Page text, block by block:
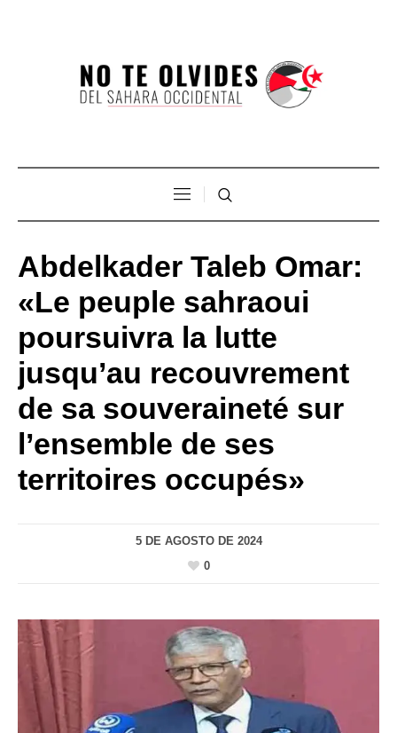
Abdelkader Taleb Omar:
«Le peuple sahraoui
poursuivra la lutte
jusqu’au recouvrement
de sa souveraineté sur
l’ensemble de ses
territoires occupés»
5 DE AGOSTO DE 2024
0